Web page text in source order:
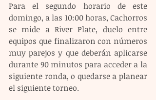
Para el segundo horario de este
domingo, a las 10:00 horas, Cachorros
se mide a River Plate, duelo entre
equipos que finalizaron con números
muy parejos y que deberán aplicarse
durante 90 minutos para acceder a la
siguiente ronda, o quedarse a planear
el siguiente torneo.